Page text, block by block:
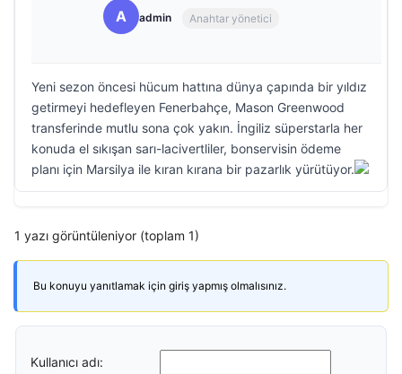
A admin Anahtar yönetici
Yeni sezon öncesi hücum hattına dünya çapında bir yıldız
getirmeyi hedefleyen Fenerbahçe, Mason Greenwood
transferinde mutlu sona çok yakın. İngiliz süperstarla her
konuda el sıkışan sarı-lacivertliler, bonservisin ödeme
planı için Marsilya ile kıran kırana bir pazarlık yürütüyor.
1 yazı görüntüleniyor (toplam 1)
Bu konuyu yanıtlamak için giriş yapmış olmalısınız.
Kullanıcı adı: